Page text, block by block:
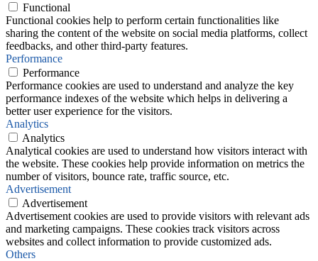
Functional
Functional cookies help to perform certain functionalities like
sharing the content of the website on social media platforms, collect
feedbacks, and other third-party features.
Performance
Performance
Performance cookies are used to understand and analyze the key
performance indexes of the website which helps in delivering a
better user experience for the visitors.
Analytics
Analytics
Analytical cookies are used to understand how visitors interact with
the website. These cookies help provide information on metrics the
number of visitors, bounce rate, traffic source, etc.
Advertisement
Advertisement
Advertisement cookies are used to provide visitors with relevant ads
and marketing campaigns. These cookies track visitors across
websites and collect information to provide customized ads.
Others